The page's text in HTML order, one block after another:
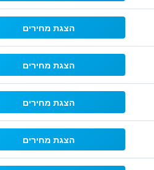
הצגת מחירים
הצגת מחירים
הצגת מחירים
הצגת מחירים